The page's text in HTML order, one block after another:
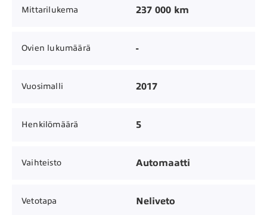
Mittarilukema 237 000 km
Ovien lukumäärä -
Vuosimalli 2017
Henkilömäärä 5
Vaihteisto Automaatti
Vetotapa Neliveto